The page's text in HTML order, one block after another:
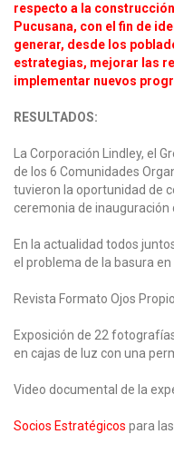
respecto a la
Pucusana, con el fin de
generar, desde los
estrategias, mejorar las
implementar nuevos
RESULTADOS:
La Corporación Lindley, el
de los 6 Comunidades
tuvieron la oportunidad de
ceremonia de inauguración
En la actualidad todos
el problema de la basura en
Revista Formato Ojos
Exposición de 22
en cajas de luz con una
Video documental de la
Socios Estratégicos para